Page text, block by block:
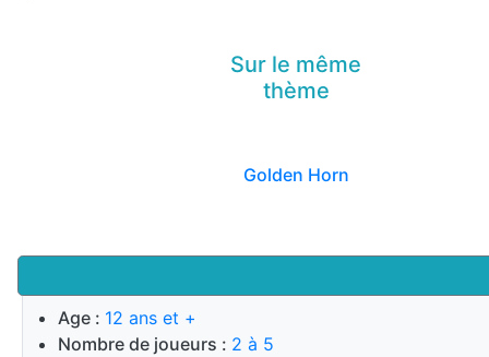
Age : 12 ans et +
Nombre de joueurs : 2 à 5
Sur le même
thème
Golden Horn